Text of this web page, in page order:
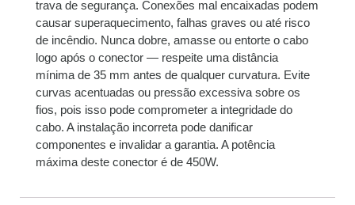
trava de segurança. Conexões mal encaixadas podem
causar superaquecimento, falhas graves ou até risco
de incêndio. Nunca dobre, amasse ou entorte o cabo
logo após o conector — respeite uma distância
mínima de 35 mm antes de qualquer curvatura. Evite
curvas acentuadas ou pressão excessiva sobre os
fios, pois isso pode comprometer a integridade do
cabo. A instalação incorreta pode danificar
componentes e invalidar a garantia. A potência
máxima deste conector é de 450W.